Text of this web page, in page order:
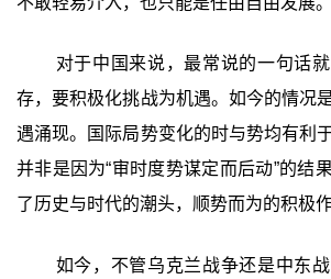
对于中国来说，最常说的一句话
存，要积极化挑战为机遇。如今的情况
遇涌现。国际局势变化的时与势均有利
并非是因为“审时度势谋定而后动”的结
了历史与时代的潮头，顺势而为的积极作
如今，不管乌克兰战争还是中东